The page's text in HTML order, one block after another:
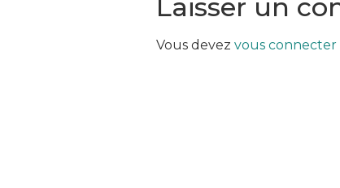
Laisser un
Vous devez vous connecter